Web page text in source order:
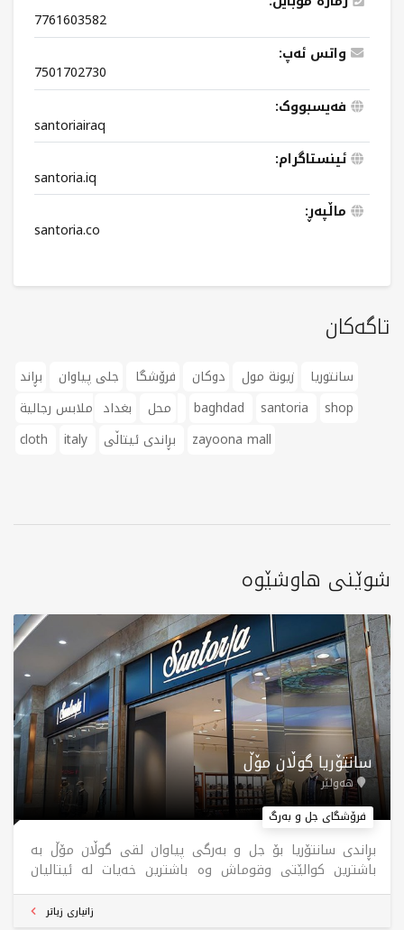
7761603582
واتس ئەپ:
7501702730
فەیسبووک:
santoriairaq
ئینستاگرام:
santoria.iq
ماڵپەڕ:
santoria.co
تاگەکان
سانتوریا زیونة مول دوکان فرۆشگا جلی پیاوان
بڕاند
محل
بغداد baghdad santoria
shop
cloth
italy zayoona mall
شوێنی هاوشێوە
سانتۆریا گوڵان مۆڵ
هەولێر
فرۆشگای جل و بەرگ
بڕاندی سانتۆریا بۆ جل و بەرگی پیاوان لقی گوڵان مۆڵ بە
باشترین کوالێتی وقوماش وە باشترین خەیات لە ئیتالیان
بابەتەکانمان دروست دەکرێن ، بۆ جارێک سەردانیمان بکەن
زانیاری زیاتر